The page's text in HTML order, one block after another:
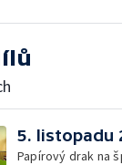
5. listopadu
Papírový drak na